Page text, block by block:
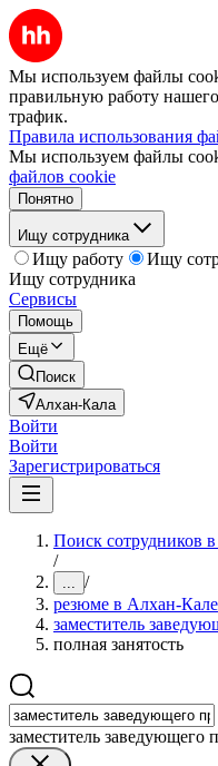
Мы используем файлы
правильную работу
трафик.
Правила использования
Мы используем файлы
файлов cookie
Понятно
Ищу сотрудника
Ищу работу
Ищу
Ищу сотрудника
Сервисы
Помощь
Ещё
Поиск
Алхан-Кала
Войти
Войти
Зарегистрироваться
Поиск сотрудников
/
... /
резюме в Алхан-Кале
заместитель
полная занятость
заместитель заведующего